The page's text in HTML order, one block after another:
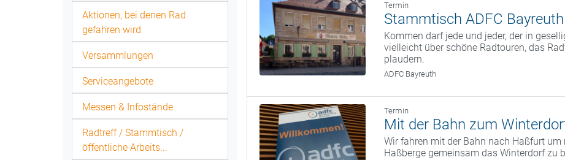
Aktionen, bei denen Rad
gefahren wird
Versammlungen
Serviceangebote
Messen & Infostände
Radtreff / Stammtisch /
öffentliche Arbeits...
Termin
Stammtisch ADFC Bayreuth
Kommen darf jede und jeder, der in
vielleicht über schöne Radtouren, das
plaudern.
ADFC Bayreuth
Termin
Mit der Bahn zum
Wir fahren mit der Bahn nach Haßfurt
Haßberge gemeinsam das Winterdorf zu